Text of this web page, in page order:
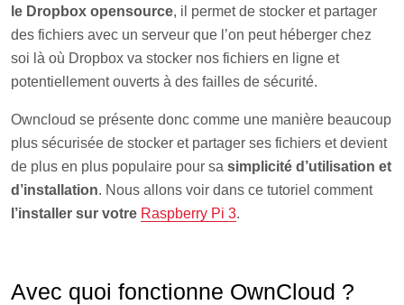
le Dropbox opensource, il permet de stocker et partager
des fichiers avec un serveur que l’on peut héberger chez
soi là où Dropbox va stocker nos fichiers en ligne et
potentiellement ouverts à des failles de sécurité.
Owncloud se présente donc comme une manière beaucoup
plus sécurisée de stocker et partager ses fichiers et devient
de plus en plus populaire pour sa simplicité d’utilisation et
d’installation. Nous allons voir dans ce tutoriel comment
l’installer sur votre Raspberry Pi 3.
Avec quoi fonctionne OwnCloud ?